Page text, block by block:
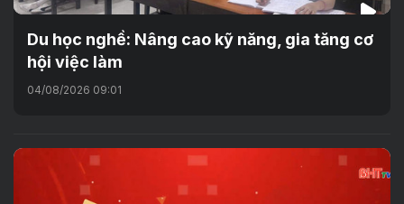
Du học nghề: Nâng cao kỹ năng, gia tăng cơ
hội việc làm
04/08/2026 09:01